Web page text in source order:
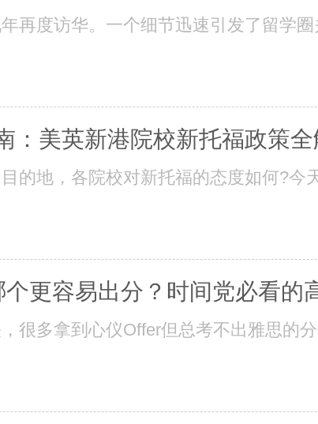
再度访华。一个细节迅速引发了留学圈
：美英新港院校新托福政策
的地，各院校对新托福的态度如何?今
更容易出分？时间党必看的
很多拿到心仪Offer但总考不出雅思的